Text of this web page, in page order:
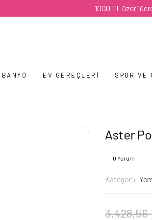
1000 TL üzeri ücretsiz
BANYO EV GEREÇLERI SPOR VE
Aster
0 Yorum
Kategori
3.428,56